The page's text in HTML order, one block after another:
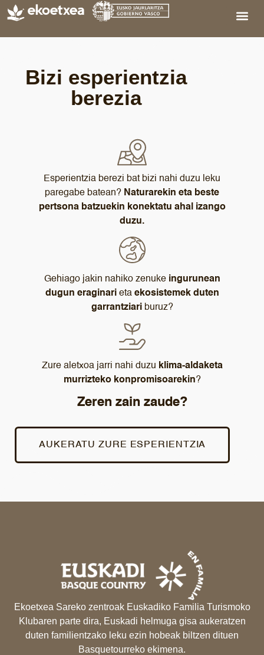
Bizi esperientzia
berezia
Esperientzia berezi bat bizi nahi duzu leku
paregabe batean? Naturarekin eta beste
pertsona batzuekin konektatu ahal izango
duzu.
Gehiago jakin nahiko zenuke ingurunean
dugun eraginarieta ekosistemek duten
garrantziariburuz?
Zure aletxoa jarri nahi duzu klima-aldaketa
murrizteko konpromisoarekin?
Zeren zain zaude?
AUKERATU ZURE ESPERIENTZIA
Ekoetxea Sareko zentroak Euskadiko Familia Turismoko
Klubaren parte dira, Euskadi helmuga gisa aukeratzen
duten familientzako leku ezin hobeak biltzen dituen
Basquetourreko ekimena.